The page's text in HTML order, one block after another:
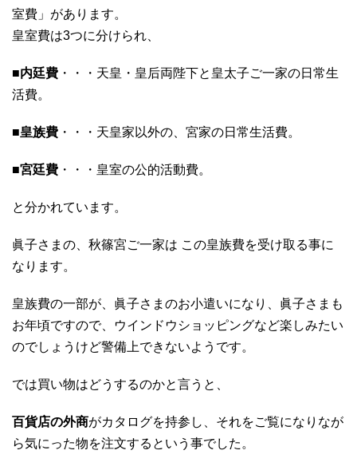
室費」があります。
皇室費は3つに分けられ、
■内廷費 ・・・天皇・皇后両陛下と皇太子ご一家の日常生
活費。
■皇族費 ・・・天皇家以外の、宮家の日常生活費。
■宮廷費 ・・・皇室の公的活動費。
と分かれています。
眞子さまの、秋篠宮ご一家は この皇族費を受け取る事に
なります。
皇族費の一部が、眞子さまのお小遣いになり、眞子さまも
お年頃ですので、ウインドウショッピングなど楽しみたい
のでしょうけど警備上できないようです。
では買い物はどうするのかと言うと、
百貨店の外商がカタログを持参し、それをご覧になりなが
ら気にった物を注文するという事でした。